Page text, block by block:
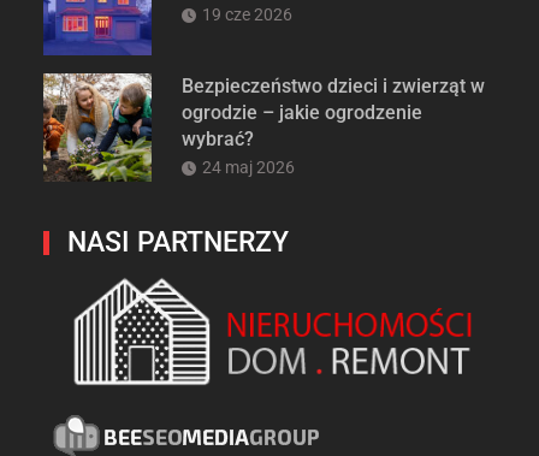
19 cze 2026
Bezpieczeństwo dzieci i zwierząt w
ogrodzie – jakie ogrodzenie
wybrać?
24 maj 2026
NASI PARTNERZY